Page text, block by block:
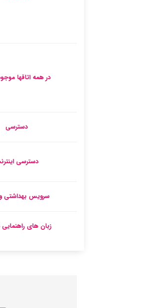
در همه اتاقها
دسترسی
دسترسی
سرویس بهداشتی
زبان های